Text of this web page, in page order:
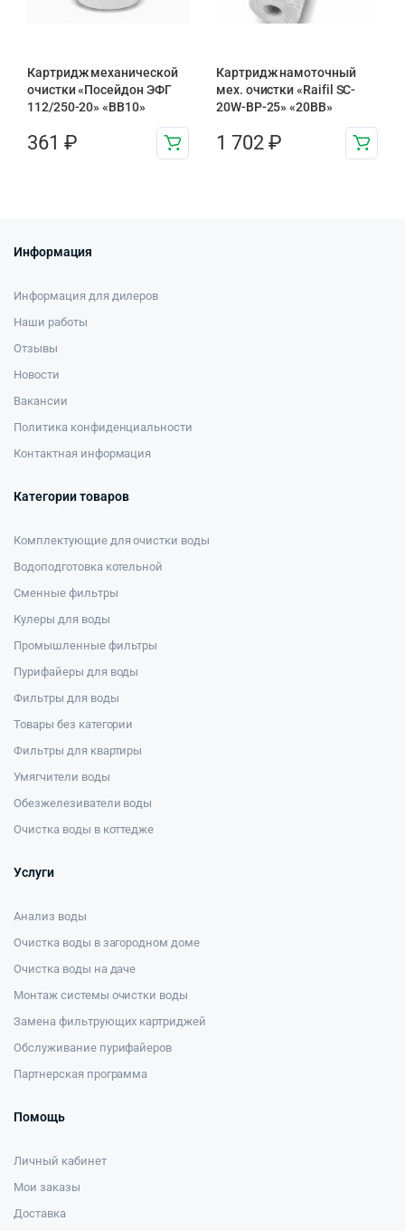
Картридж механической
очистки «Посейдон ЭФГ
112/250-20» «ВВ10»
361 ₽
Картридж намоточный
мех. очистки «Raifil SC-
20W-BP-25» «20BB»
1 702 ₽
Информация
Информация для дилеров
Наши работы
Отзывы
Новости
Вакансии
Политика конфиденциальности
Контактная информация
Категории товаров
Комплектующие для очистки воды
Водоподготовка котельной
Сменные фильтры
Кулеры для воды
Промышленные фильтры
Пурифайеры для воды
Фильтры для воды
Товары без категории
Фильтры для квартиры
Умягчители воды
Обезжелезиватели воды
Очистка воды в коттедже
Услуги
Анализ воды
Очистка воды в загородном доме
Очистка воды на даче
Монтаж системы очистки воды
Замена фильтрующих картриджей
Обслуживание пурифайеров
Партнерская программа
Помощь
Личный кабинет
Мои заказы
Доставка